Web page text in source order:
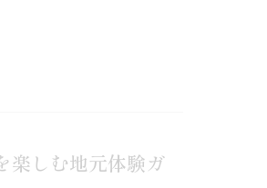
楽しむ地元体験ガ